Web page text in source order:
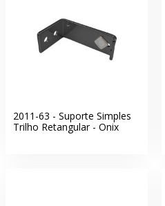
2011-63 - Suporte Simples
Trilho Retangular - Onix